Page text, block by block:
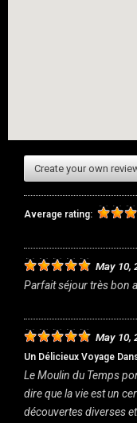
Create your own
Average rating:
May 10,
Parfait séjour très bon
May 10,
Un Délicieux Voyage
Le Moulin du Temps
dire que la vie est un
découvertes diverses